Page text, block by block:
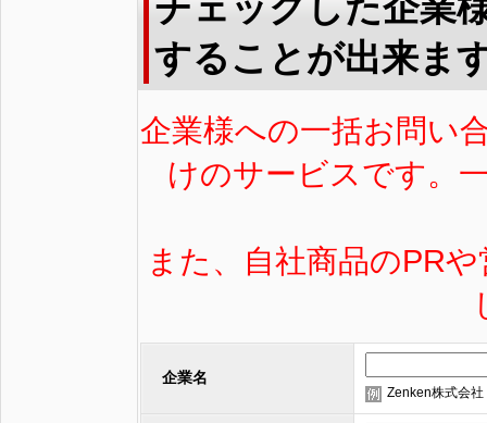
することが出来ま
企業様への一括お問い
けのサービスです。
また、自社商品のPR
企業名
Zenken株式会社